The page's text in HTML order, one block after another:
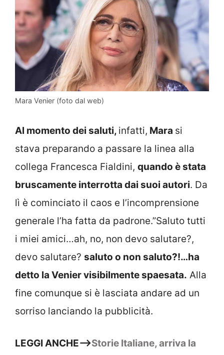
Mara Venier (foto dal web)
Al momento dei saluti, infatti, Mara si
stava preparando a passare la linea alla
collega Francesca Fialdini, quando è stata
bruscamente interrotta dai suoi autori. Da
lì è cominciato il caos e l’incomprensione
generale l’ha fatta da padrone.”Saluto tutti
i miei amici…ah, no, non devo salutare?,
devo salutare? saluto o non saluto?!…ha
detto la Venier visibilmente spaesata. Alla
fine comunque si è lasciata andare ad un
sorriso lanciando la pubblicità.
LEGGI ANCHE–>Storie Italiane, arriva la